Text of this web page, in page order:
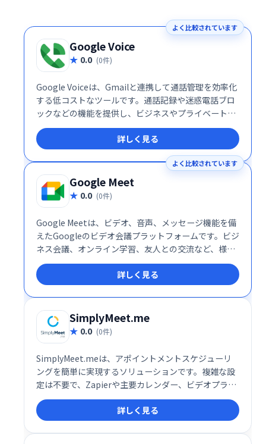
よく比較されています
Google Voice
0.0 (0件)
Google Voiceは、Gmailと連携して通話管理を効率化
する低コストなツールです。通話記録や迷惑電話ブロ
ックなどの機能を提供し、ビジネスやプライベートで
の通話管理をスマートにサポートします。
詳しく見る
よく比較されています
Google Meet
0.0 (0件)
Google Meetは、ビデオ、音声、メッセージ機能を備
えたGoogleのビデオ会議プラットフォームです。ビジ
ネス会議、オンライン学習、友人との交流など、様々
なシーンで活用できます。シンプルで高機能なインタ
ーフェースで、スムーズなコミュニケーションを実
現。場所を選ばず、チームや仲間と簡単に繋がること
を可能にします。 無料プランから利用でき、ビジネス
ニーズにも対応する柔軟性も魅力です。
詳しく見る
SimplyMeet.me
0.0 (0件)
SimplyMeet.meは、アポイントメントスケジューリ
ングを簡単に実現するソリューションです。複雑な設
定は不要で、Zapierや主要カレンダー、ビデオプラッ
トフォームとの統合も可能です。スムーズな予約管理
で、お客様と効率的なミーティングを実現します。業
務効率化に繋がるシンプルで使いやすいシステムで
す。
詳しく見る